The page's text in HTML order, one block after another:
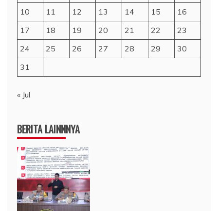
10
11 12 13 14 15
16
17
18 19 20 21 22
23
24
25 26 27 28 29
30
31
« Jul
BERITA LAINNNYA